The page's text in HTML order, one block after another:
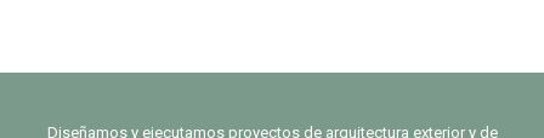
Diseñamos y ejecutamos proyectos de arquitectura exterior y de